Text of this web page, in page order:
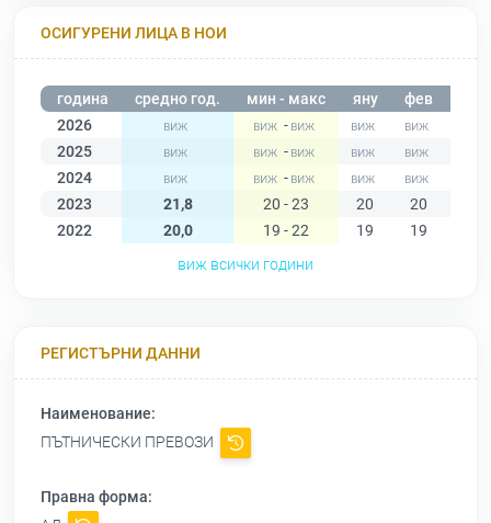
ОСИГУРЕНИ ЛИЦА В НОИ
година средно год. мин - макс яну фев
2026
-
2025
-
2024
-
2023
21,8 20 - 23 20 20
2022
20,0 19 - 22 19 19
виж всички години
РЕГИСТЪРНИ ДАННИ
Наименование:
ПЪТНИЧЕСКИ ПРЕВОЗИ
Правна форма: